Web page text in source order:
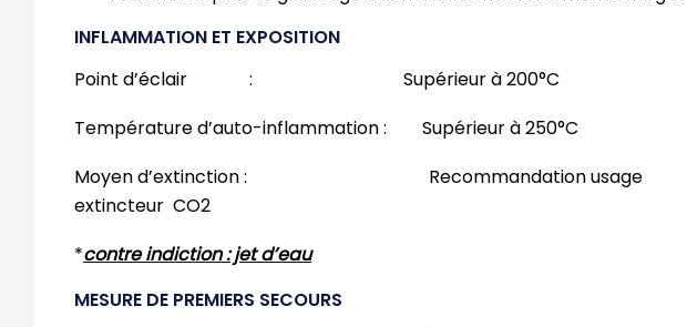
INFLAMMATION ET EXPOSITION
Point d’éclair : Supérieur à 200°C
Température d’auto-inflammation : Supérieur à 250°C
Moyen d’extinction : Recommandation usage
extincteur CO2
*contre indiction : jet d’eau
MESURE DE PREMIERS SECOURS